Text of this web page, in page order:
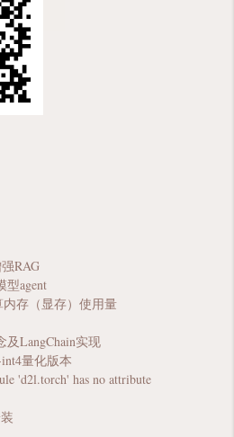
RAG
型agent
存（显存）使用量
及LangChain实现
量化版本
'd2l.torch' has no attribute